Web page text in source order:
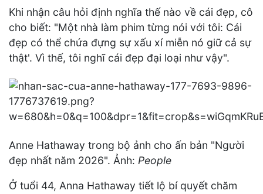
Khi nhận câu hỏi định nghĩa thế nào về cái đẹp, cô
cho biết: "Một nhà làm phim từng nói với tôi: Cái
đẹp có thể chứa đựng sự xấu xí miễn nó giữ cả sự
thật'. Vì thế, tôi nghĩ cái đẹp đại loại như vậy".
Anne Hathaway trong bộ ảnh cho ấn bản "Người
đẹp nhất năm 2026". Ảnh: People
Ở tuổi 44, Anna Hathaway tiết lộ bí quyết chăm